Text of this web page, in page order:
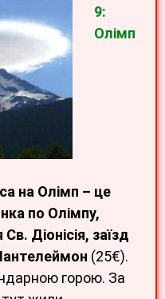
9:
Олімп
на Олімп – це
по Олімпу,
Діонісія, заїзд
(25€).
горою. За